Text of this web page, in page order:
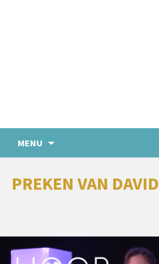
MENU
PREKEN VAN DAVID